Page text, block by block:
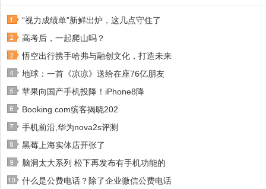
“视力成绩单”新鲜出炉，这几点守住了
高考后，一起爬山吗？
悟空出行携手哈弗与融创文化，打造未来
地球：一首《凉凉》送给在座76亿朋友
苹果向国产手机投降！iPhone8降
Booking.com缤客揭晓202
手机前沿,华为nova2s评测
黑莓上海实体店开张了
脑洞太大系列 松下再发布有手机功能的
什么是公费电话？除了企业微信公费电话